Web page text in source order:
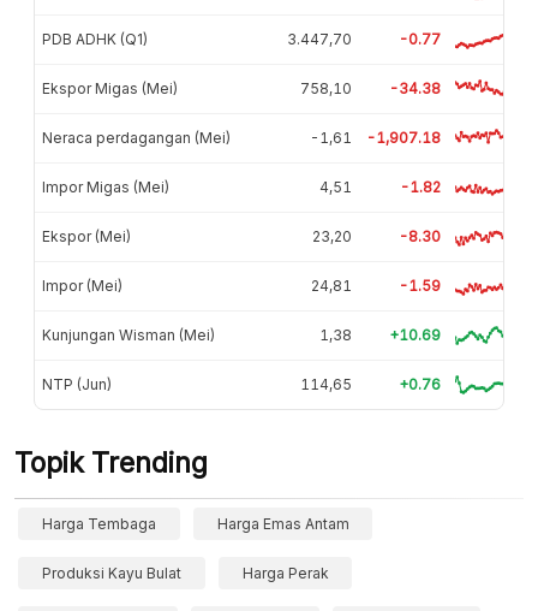
PDB ADHK (Q1) 3.447,70 -0.77
Ekspor Migas (Mei) 758,10 -34.38
Neraca perdagangan (Mei) -1,61 -1,907.18
Impor Migas (Mei) 4,51 -1.82
Ekspor (Mei) 23,20 -8.30
Impor (Mei) 24,81 -1.59
Kunjungan Wisman (Mei) 1,38 +10.69
NTP (Jun) 114,65 +0.76
Topik Trending
Harga Tembaga Harga Emas Antam
Produksi Kayu Bulat Harga Perak